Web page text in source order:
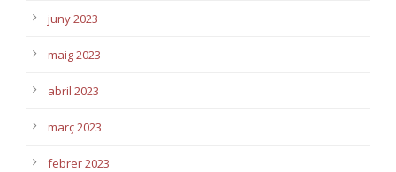
juny 2023
maig 2023
abril 2023
març 2023
febrer 2023